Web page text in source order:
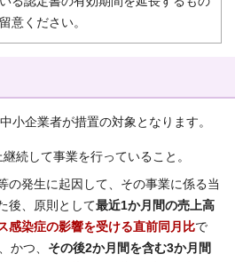
意ください。
小企業者が措置の対象となります。
続して事業を行っていること。
の発生に起因して、その事業に係る当
後、原則として最近1か月間の売上高
感染症の影響を受ける直前同月比で
かつ、 その後2か月間を含む3か月間